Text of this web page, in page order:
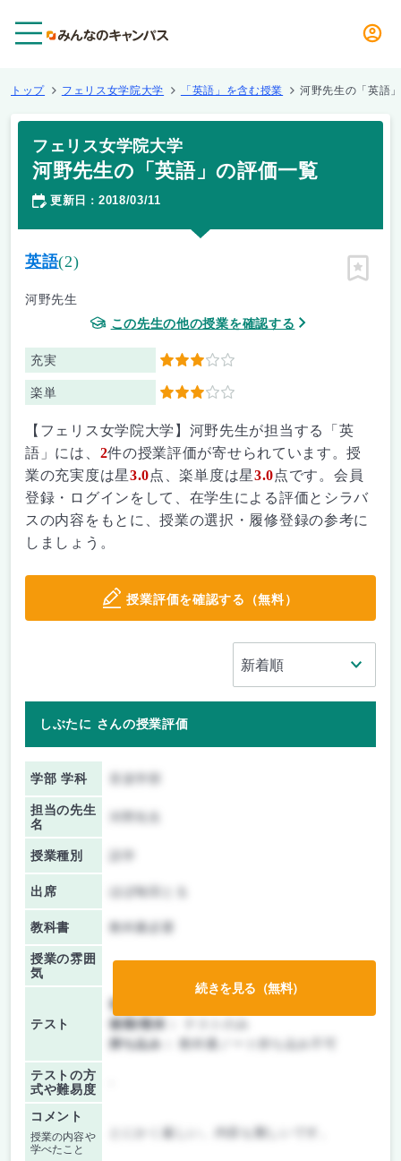
トップ フェリス女学院大学 「英語」を含む授業 河野先生の「英語
フェリス女学院大学
河野先生の「英語」の評価一覧
更新日 ： 2018/03/11
英語(2)
河野先生
この先生の他の授業を確認する
充実 3
楽単 3
ピン留
【フェリス女学院大学】河野先生が担当する「英
語」には、 2件の授業評価が寄せられています。授
業の充実度は星3.0点、楽単度は星3.0点です。会員
登録・ログインをして、在学生による評価とシラバ
スの内容をもとに、授業の選択・履修登録の参考に
しましょう。
授業評価を確認する（無料）
しぶたに さんの授業評価
学部 学科
担当の先生
名
授業種別
出席 ほぼ毎回とる
教科書 教科書必要
授業の雰囲
気
テスト
前期/中間：
後期/期末：
持ち込み：
教科書ノート持ち込み不可
テストの方
式や難易度
コメント
授業の内容や
学べたこと
とにかく厳しい。内容も難しいです。
続きを見る（無料）